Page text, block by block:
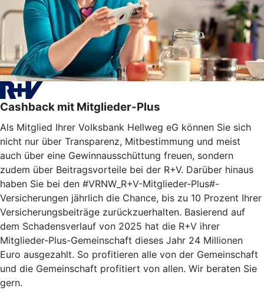
Cashback mit Mitglieder-Plus
Als Mitglied Ihrer Volksbank Hellweg eG können Sie sich
nicht nur über Transparenz, Mitbestimmung und meist
auch über eine Gewinnausschüttung freuen, sondern
zudem über Beitragsvorteile bei der R+V. Darüber hinaus
haben Sie bei den #VRNW_R+V-Mitglieder-Plus#-
Versicherungen jährlich die Chance, bis zu 10 Prozent Ihrer
Versicherungsbeiträge zurückzuerhalten. Basierend auf
dem Schadensverlauf von 2025 hat die R+V ihrer
Mitglieder-Plus-Gemeinschaft dieses Jahr 24 Millionen
Euro ausgezahlt. So profitieren alle von der Gemeinschaft
und die Gemeinschaft profitiert von allen. Wir beraten Sie
gern.